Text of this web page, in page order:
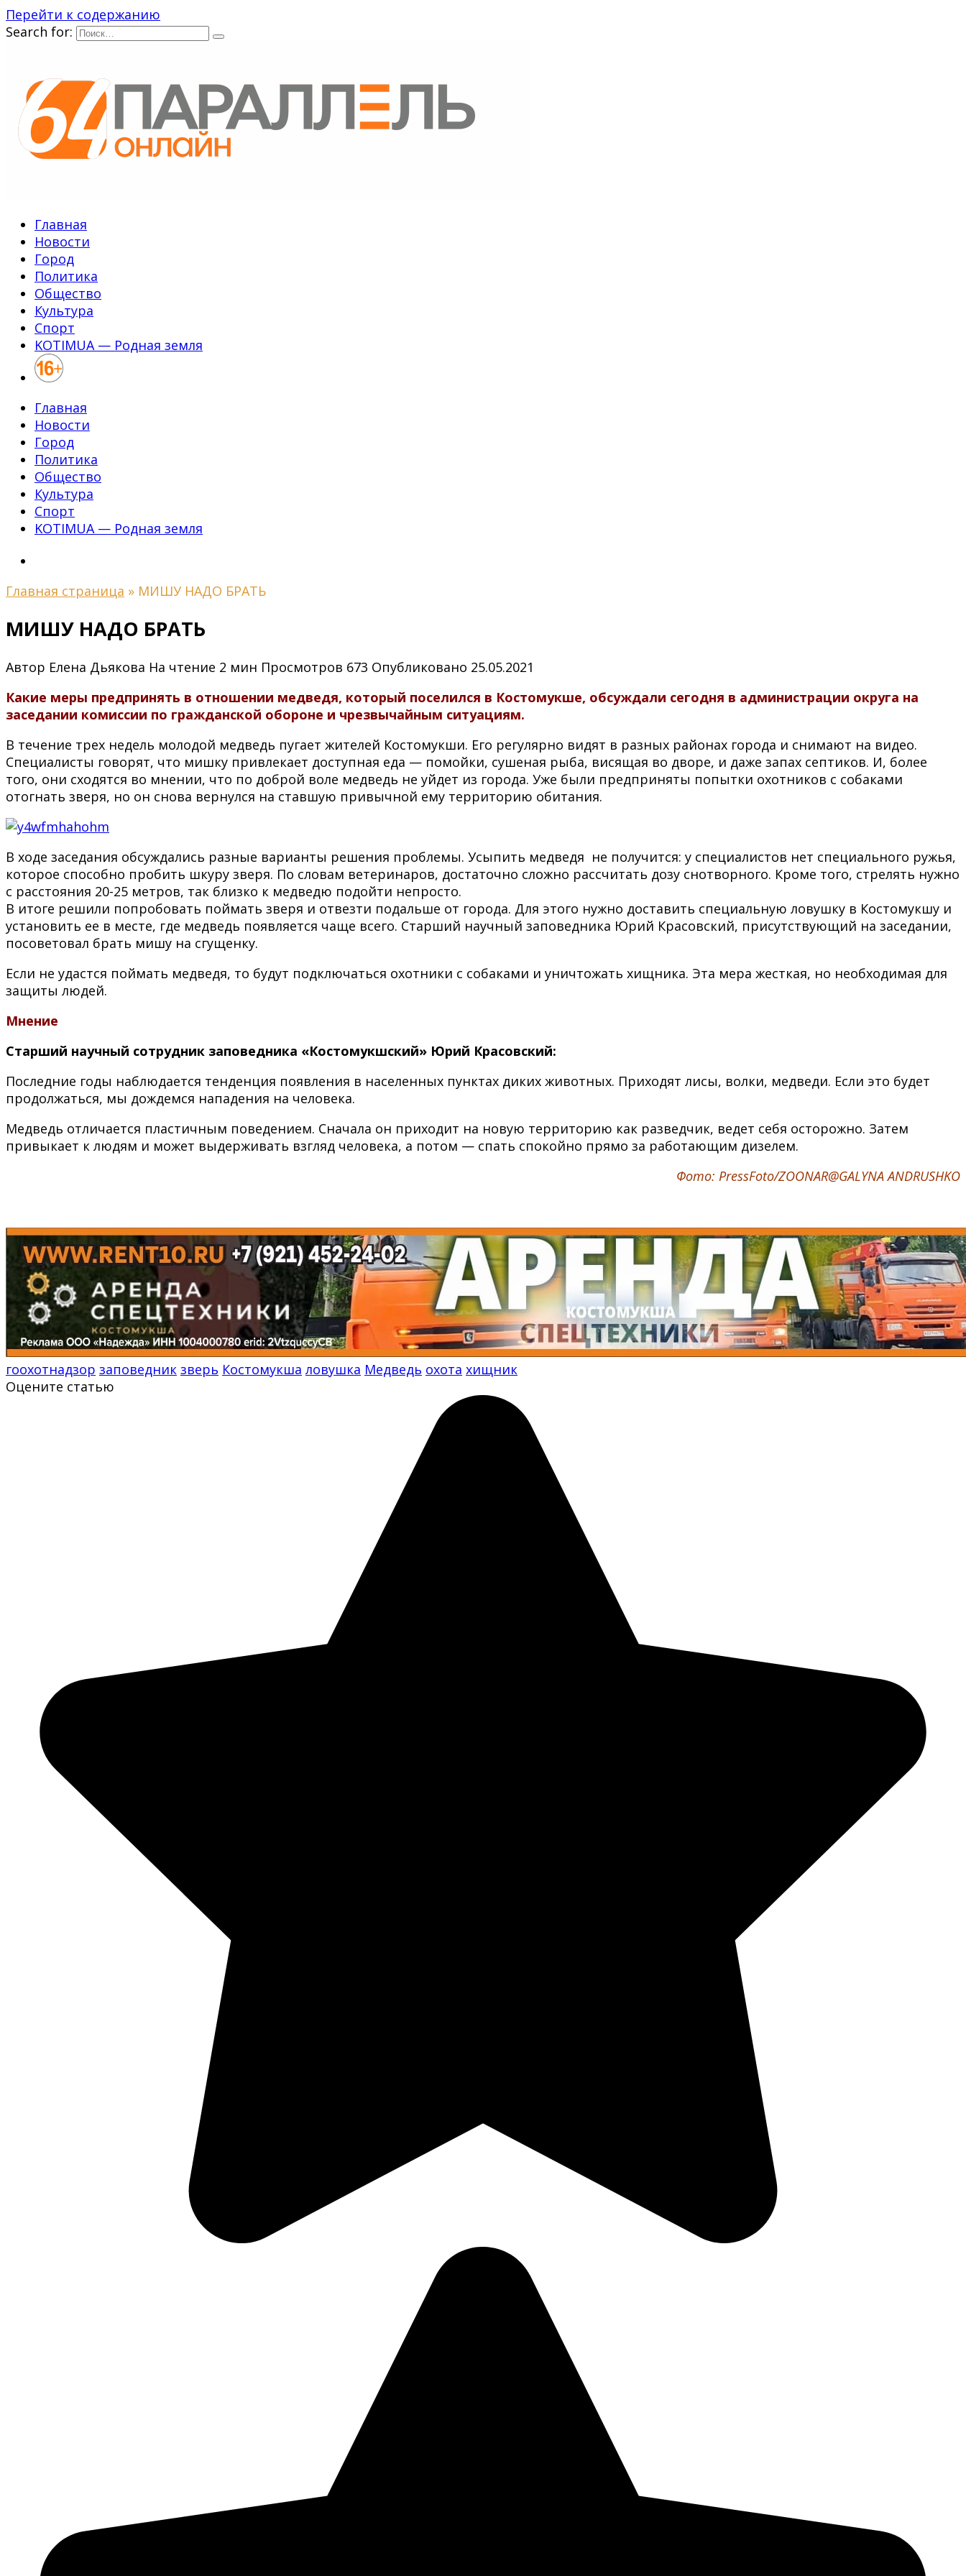
Перейти к содержанию
Search for:
Главная
Новости
Город
Политика
Общество
Культура
Спорт
KOTIMUA — Родная земля
Главная
Новости
Город
Политика
Общество
Культура
Спорт
KOTIMUA — Родная земля
Главная страница » МИШУ НАДО БРАТЬ
МИШУ НАДО БРАТЬ
Автор Елена Дьякова На чтение 2 мин Просмотров 673 Опубликовано 25.05.2021
Какие меры предпринять в отношении медведя, который поселился в Костомукше, обсуждали сегодня в администрации округа на
заседании комиссии по гражданской обороне и чрезвычайным ситуациям.
В течение трех недель молодой медведь пугает жителей Костомукши. Его регулярно видят в разных районах города и снимают на видео.
Специалисты говорят, что мишку привлекает доступная еда — помойки, сушеная рыба, висящая во дворе, и даже запах септиков. И, более
того, они сходятся во мнении, что по доброй воле медведь не уйдет из города. Уже были предприняты попытки охотников с собаками
отогнать зверя, но он снова вернулся на ставшую привычной ему территорию обитания.
В ходе заседания обсуждались разные варианты решения проблемы. Усыпить медведя не получится: у специалистов нет специального ружья,
которое способно пробить шкуру зверя. По словам ветеринаров, достаточно сложно рассчитать дозу снотворного. Кроме того, стрелять нужно
с расстояния 20-25 метров, так близко к медведю подойти непросто.
В итоге решили попробовать поймать зверя и отвезти подальше от города. Для этого нужно доставить специальную ловушку в Костомукшу и
установить ее в месте, где медведь появляется чаще всего. Старший научный заповедника Юрий Красовский, присутствующий на заседании,
посоветовал брать мишу на сгущенку.
Если не удастся поймать медведя, то будут подключаться охотники с собаками и уничтожать хищника. Эта мера жесткая, но необходимая для
защиты людей.
Мнение
Старший научный сотрудник заповедника «Костомукшский» Юрий Красовский:
Последние годы наблюдается тенденция появления в населенных пунктах диких животных. Приходят лисы, волки, медведи. Если это будет
продолжаться, мы дождемся нападения на человека.
Медведь отличается пластичным поведением. Сначала он приходит на новую территорию как разведчик, ведет себя осторожно. Затем
привыкает к людям и может выдерживать взгляд человека, а потом — спать спокойно прямо за работающим дизелем.
Фото: PressFoto/ZOONAR@GALYNA ANDRUSHKO
гоохотнадзор заповедник зверь Костомукша ловушка Медведь охота хищник
Оцените статью